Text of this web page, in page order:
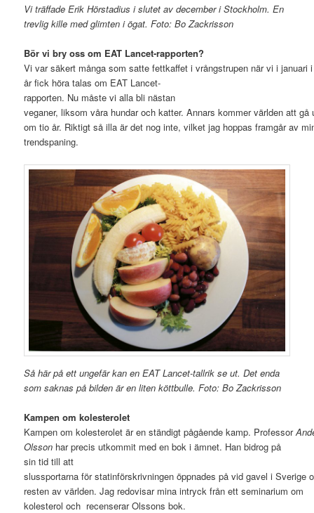
Vi träffade Erik Hörstadius i slutet av december i Stockholm. En
trevlig kille med glimten i ögat. Foto: Bo Zackrisson
Bör vi bry oss om EAT Lancet-rapporten?
Vi var säkert många som satte fettkaffet i vrångstrupen när vi i januari i
år fick höra talas om EAT Lancet-
rapporten. Nu måste vi alla bli nästan
veganer, liksom våra hundar och katter. Annars kommer världen att gå
om tio år. Riktigt så illa är det nog inte, vilket jag hoppas framgår av
trendspaning.
Så här på ett ungefär kan en EAT Lancet-tallrik se ut. Det enda
som saknas på bilden är en liten köttbulle. Foto: Bo Zackrisson
Kampen om kolesterolet
Kampen om kolesterolet är en ständigt pågående kamp. Professor
Olsson har precis utkommit med en bok i ämnet. Han bidrog på
sin tid till att
slussportarna för statinförskrivningen öppnades på vid gavel i Sverige
resten av världen. Jag redovisar mina intryck från ett seminarium om
kolesterol och recenserar Olssons bok.